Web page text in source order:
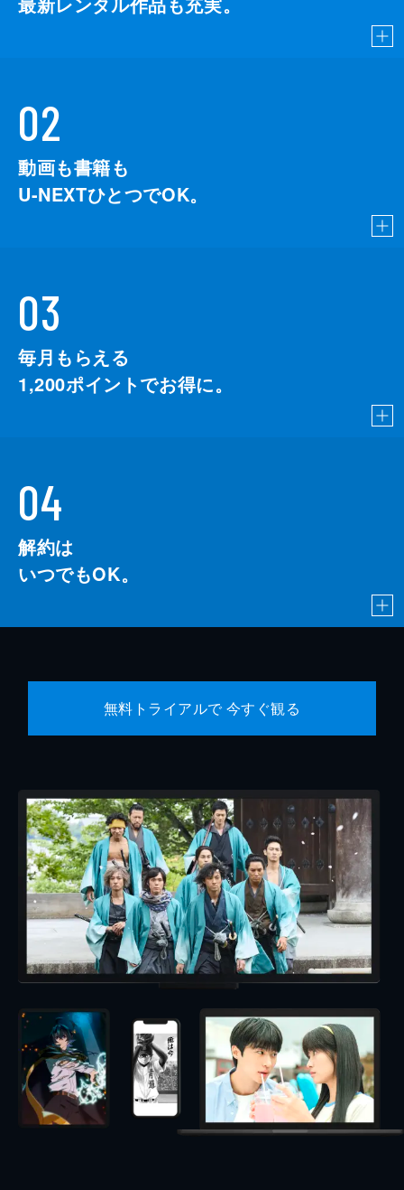
02
動画も書籍も
U-NEXTひとつでOK。
03
毎月もらえる
1,200ポイントでお得に。
04
解約は
いつでもOK。
無料トライアルで 今すぐ観る